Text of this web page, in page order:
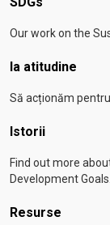
Our work on the
Ia atitudine
Să acționăm
Istorii
Find out more
Development Goals.
Resurse